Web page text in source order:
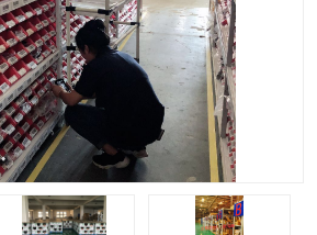
上海电商代发货仓库